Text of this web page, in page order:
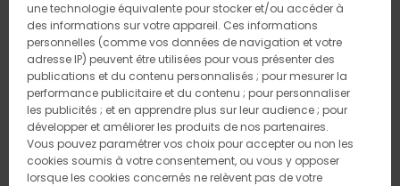
une technologie équivalente pour stocker et/ou accéder à
des informations sur votre appareil. Ces informations
personnelles (comme vos données de navigation et votre
adresse IP) peuvent être utilisées pour vous présenter des
publications et du contenu personnalisés ; pour mesurer la
performance publicitaire et du contenu ; pour personnaliser
les publicités ; et en apprendre plus sur leur audience ; pour
développer et améliorer les produits de nos partenaires.
Vous pouvez paramétrer vos choix pour accepter ou non les
cookies soumis à votre consentement, ou vous y opposer
lorsque les cookies concernés ne relèvent pas de votre